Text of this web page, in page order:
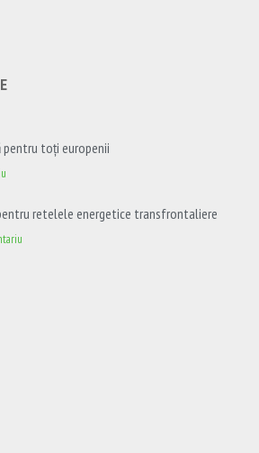
pentru toți europenii
retelele energetice transfrontaliere